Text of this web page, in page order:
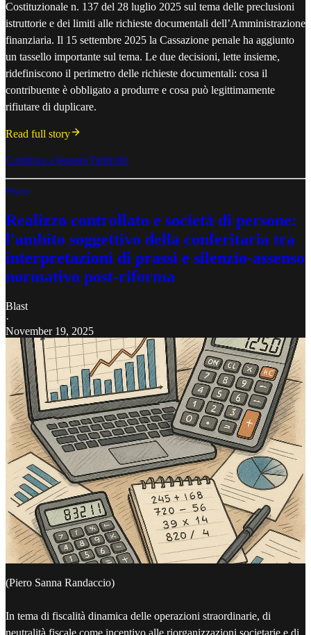
Costituzionale n. 137 del 28 luglio 2025 sul tema delle preclusioni
istruttorie e dei limiti alle richieste documentali dell’Amministrazione
finanziaria. Il 15 settembre 2025 la Cassazione penale ha aggiunto
un tassello importante sul tema. Le due decisioni, lette insieme,
ridefiniscono il perimetro delle richieste documentali: cosa il
contribuente è obbligato a produrre e cosa può legittimamente
rifiutare di duplicare.
Read full story
Continua a leggere l'articolo
Fisco
Realizzo controllato e società di persone:
l'ambito soggettivo della conferitaria tra
interpretazioni di prassi e silenzio-assenso
normativo post-riforma
Blast
·
November 19, 2025
(Piero Sanna Randaccio)
In tema di fiscalità dinamica delle operazioni straordinarie, di
neutralità fiscale come incentivo alle riorganizzazioni societarie e di